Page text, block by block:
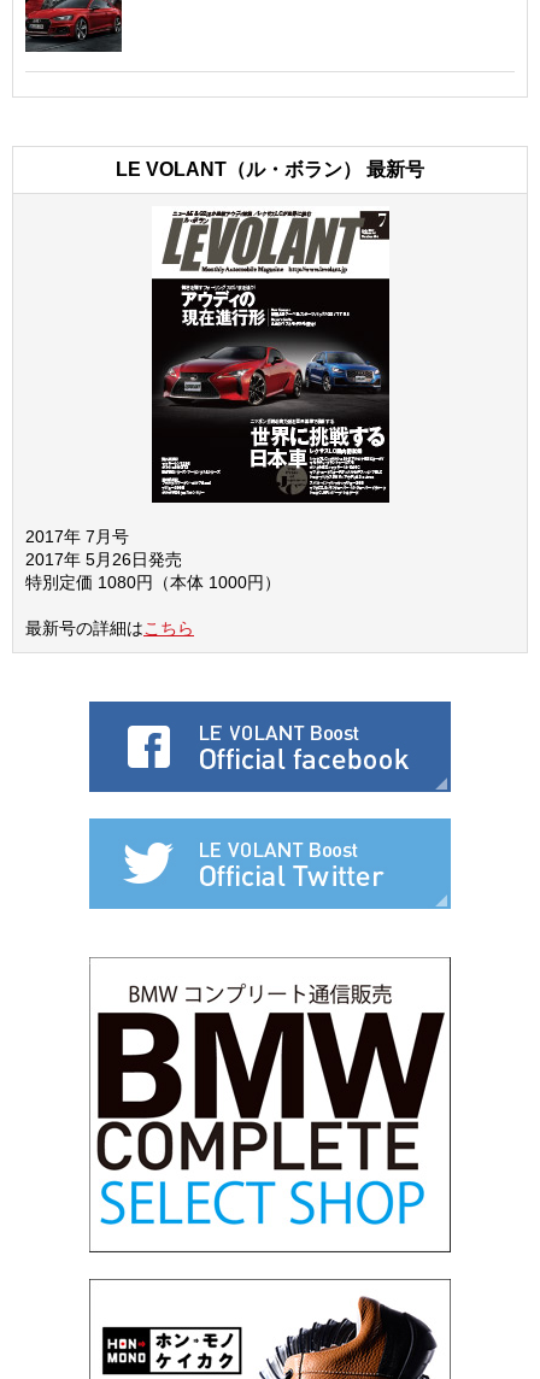
LE VOLANT（ル・ボラン） 最新号
2017年 7月号
2017年 5月26日発売
特別定価 1080円（本体 1000円）
最新号の詳細はこちら